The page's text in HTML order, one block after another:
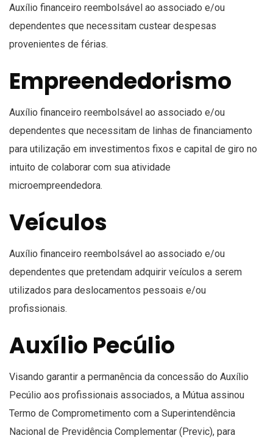
Auxílio financeiro reembolsável ao associado e/ou
dependentes que necessitam custear despesas
provenientes de férias.
Empreendedorismo
Auxílio financeiro reembolsável ao associado e/ou
dependentes que necessitam de linhas de financiamento
para utilização em investimentos fixos e capital de giro no
intuito de colaborar com sua atividade
microempreendedora.
Veículos
Auxílio financeiro reembolsável ao associado e/ou
dependentes que pretendam adquirir veículos a serem
utilizados para deslocamentos pessoais e/ou
profissionais.
Auxílio Pecúlio
Visando garantir a permanência da concessão do Auxílio
Pecúlio aos profissionais associados, a Mútua assinou
Termo de Comprometimento com a Superintendência
Nacional de Previdência Complementar (Previc), para